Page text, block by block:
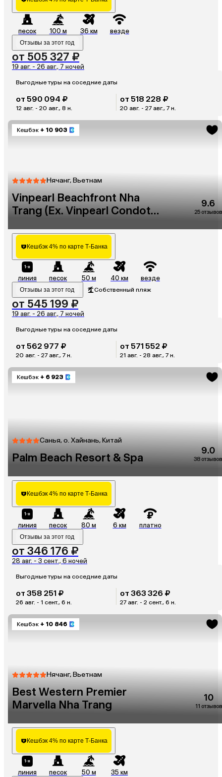
песок 100 м 36 км везде
Отзывы за этот год
от 505 327 ₽
19 авг. - 26 авг., 7 ночей
Выгодные туры на соседние даты
от 590 094 ₽
12 авг. - 20 авг., 8 н.
от 518 228 ₽
20 авг. - 27 авг., 7 н.
Кешбэк + 10 903
Нячанг, Вьетнам
Vinpearl Beachfront Nha
Trang (Ex. Vinpearl Condotel
9.6
25 отзывов
Кешбэк 4% по карте Т-Банка
линия песок 50 м 40 км везде
Отзывы за этот год Собственный пляж
от 545 199 ₽
19 авг. - 26 авг., 7 ночей
Выгодные туры на соседние даты
от 562 977 ₽
20 авг. - 27 авг., 7 н.
от 571 552 ₽
21 авг. - 28 авг., 7 н.
Кешбэк + 6 923
Санья, о. Хайнань, Китай
Palm Beach Resort & Spa
9.0
38 отзывов
Кешбэк 4% по карте Т-Банка
линия песок 80 м 6 км платно
Отзывы за этот год
от 346 176 ₽
28 авг. - 3 сент., 6 ночей
Выгодные туры на соседние даты
от 358 251 ₽
26 авг. - 1 сент., 6 н.
от 363 326 ₽
27 авг. - 2 сент., 6 н.
Кешбэк + 10 846
Нячанг, Вьетнам
Best Western Premier
Marvella Nha Trang
10
11 отзывов
Кешбэк 4% по карте Т-Банка
линия песок 50 м 35 км